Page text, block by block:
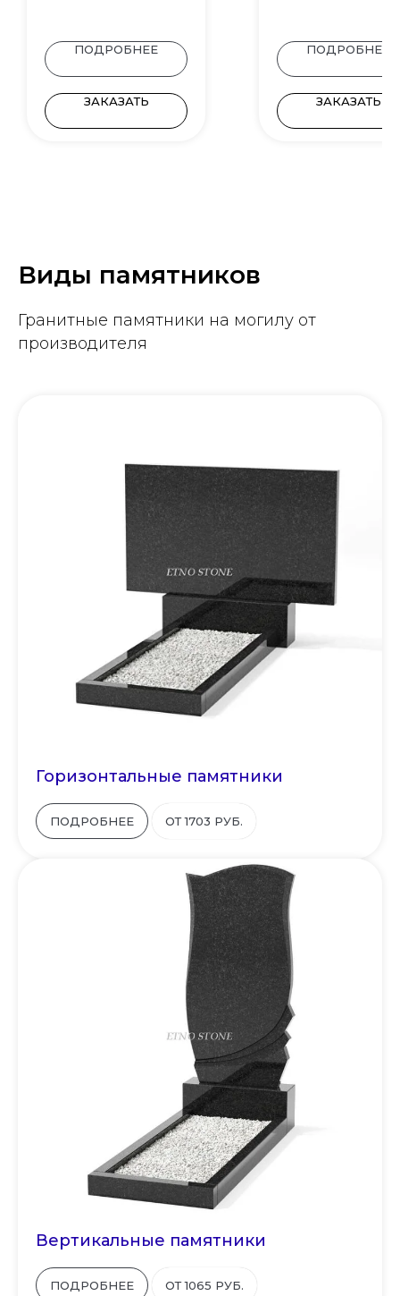
ПОДРОБНЕЕ
ЗАКАЗАТЬ
ПОДРОБНЕЕ
ЗАКАЗАТЬ
Виды памятников
Гранитные памятники на могилу от
производителя
Горизонтальные памятники
ПОДРОБНЕЕ ОТ 1703 РУБ.
Вертикальные памятники
ПОДРОБНЕЕ ОТ 1065 РУБ.